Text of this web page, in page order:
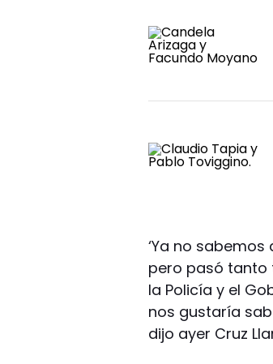
‘Ya no
pero pasó tanto
la Policía y el
nos gustaría
dijo ayer Cruz